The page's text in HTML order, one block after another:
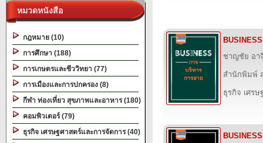
หมวดหนังสือ
กฎหมาย (10)
การศึกษา (188)
การเกษตรและชีววิทยา (77)
การเมืองและการปกครอง (8)
กีฬา ท่องเที่ยว สุขภาพและอาหาร (180)
คอมพิวเตอร์ (79)
ธุรกิจ เศรษฐศาสตร์และการจัดการ (40)
ชาญชัย อา
สำนักพิมพ์
ธุรกิจ เศรษ